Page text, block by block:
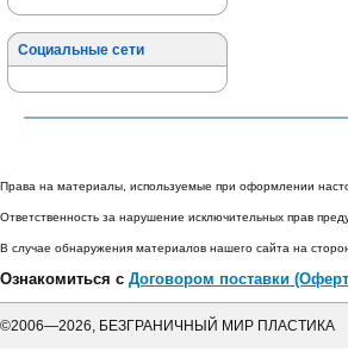
Социальные сети
Права на материалы, используемые при оформлении
Ответственность за нарушение исключительных прав
В случае обнаружения материалов нашего сайта на
Ознакомиться с Договором поставки
©2006—2026, БЕЗГРАНИЧНЫЙ МИР ПЛАСТИКА